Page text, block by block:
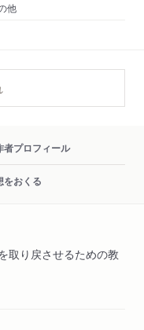
他
者プロフィール
をおくる
取り戻させるための教